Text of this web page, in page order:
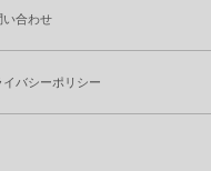
い合わせ
イバシーポリシー